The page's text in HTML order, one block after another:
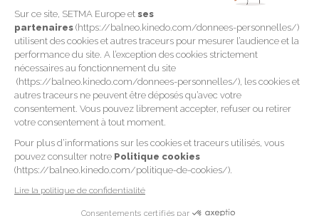
CONSULTER LES DOCUMENTS
TÉLÉCHARGER NOTRE CATALOGUE
©Kinedo
Politique de confidentialité
Plan du site
Pièces détachées Gamme Hôtel
Sur ce site, SETMA Europe et ses
partenaires (https://balneo.kinedo.com/donnees-personnelles/)
utilisent des cookies et autres traceurs pour mesurer l’audience et la
performance du site. A l’exception des cookies strictement
nécessaires au fonctionnement du site
(https://balneo.kinedo.com/donnees-personnelles/), les cookies et
autres traceurs ne peuvent être déposés qu’avec votre
consentement. Vous pouvez librement accepter, refuser ou retirer
votre consentement à tout moment.
Pour plus d’informations sur les cookies et traceurs utilisés, vous
pouvez consulter notre Politique cookies
(https://balneo.kinedo.com/politique-de-cookies/).
Lire la politique de confidentialité
Consentements certifiés par